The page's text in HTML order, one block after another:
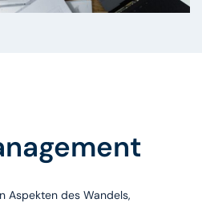
Aspekten des Wandels,